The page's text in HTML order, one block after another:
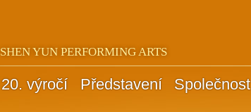
SHEN YUN PERFORMING ARTS
20. výročí Představení Společnost